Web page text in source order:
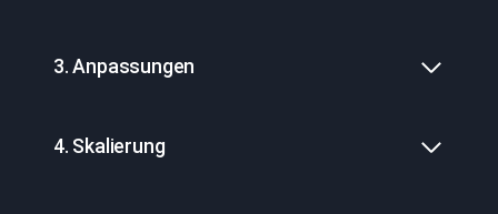
3. Anpassungen
4. Skalierung